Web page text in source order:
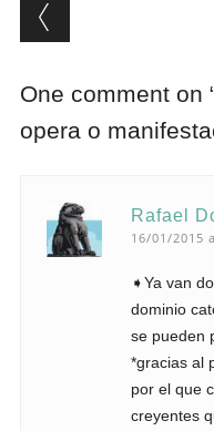
Post
One comment on
opera o
Rafael
16/01/2015
➧Ya van
dominio
se pueden
*gracias al
por el que
creyentes